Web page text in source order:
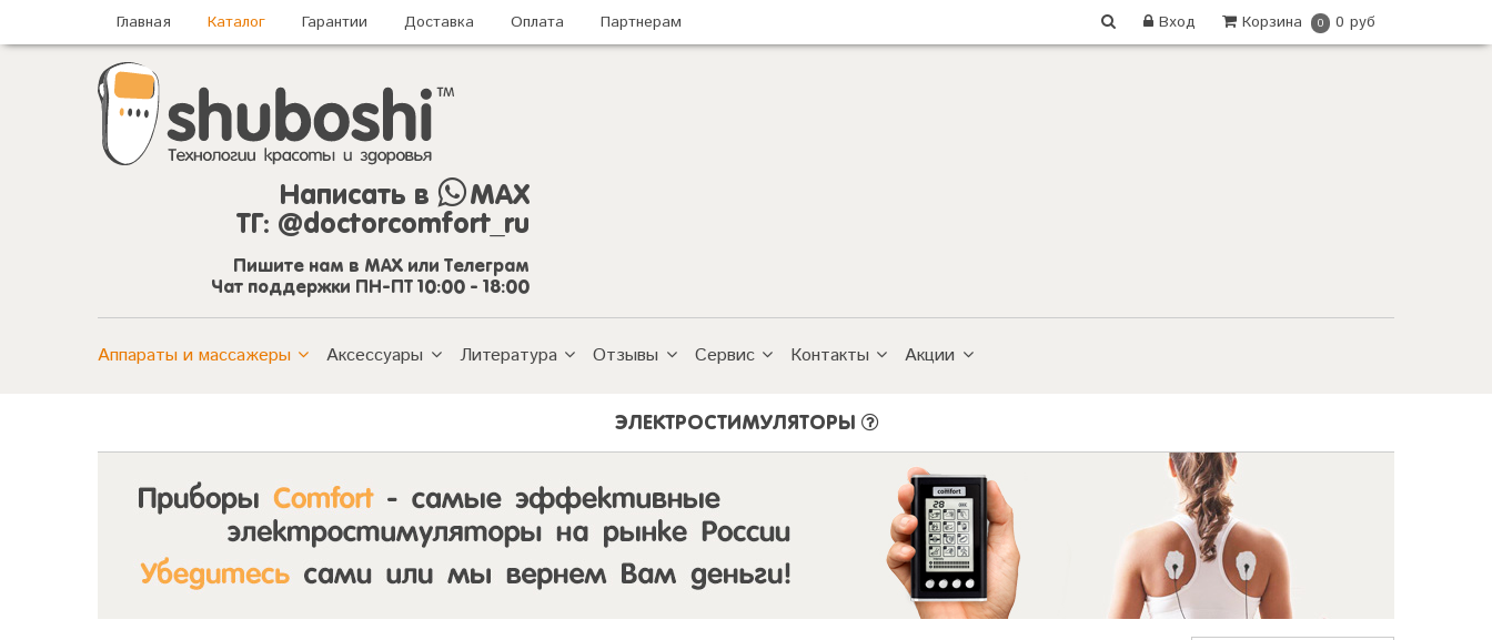
Главная Каталог Гарантии Доставка Оплата Партнерам Корзина 0 0 руб
Вход
Написать в
MAX
ТГ: @doctorcomfort_ru
Пишите нам в MAX или Телеграм
Чат поддержки ПН-ПТ 10:00 - 18:00
Аппараты и массажеры Аксессуары Литература Отзывы Сервис Контакты Акции
ЭЛЕКТРОСТИМУЛЯТОРЫ